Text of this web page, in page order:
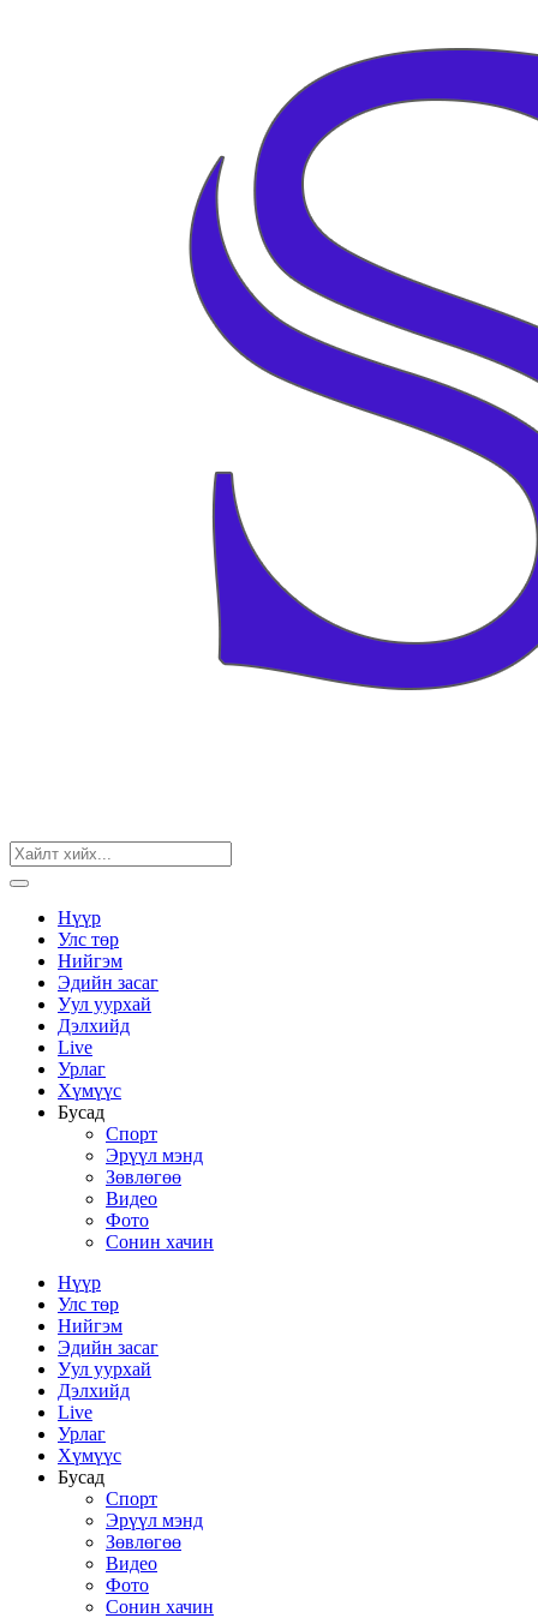
Нүүр
Улс төр
Нийгэм
Эдийн засаг
Уул уурхай
Дэлхийд
Live
Урлаг
Хүмүүс
Бусад
Спорт
Эрүүл мэнд
Зөвлөгөө
Видео
Фото
Сонин хачин
Нүүр
Улс төр
Нийгэм
Эдийн засаг
Уул уурхай
Дэлхийд
Live
Урлаг
Хүмүүс
Бусад
Спорт
Эрүүл мэнд
Зөвлөгөө
Видео
Фото
Сонин хачин